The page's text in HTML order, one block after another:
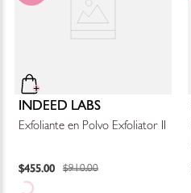
INDEED LABS
Exfoliante en Polvo Exfoliator II
$455.00 $910.00